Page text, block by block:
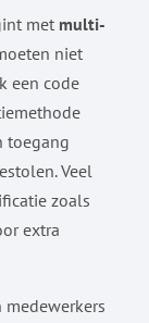
met multi-
niet
een code
toegang
Veel
zoals
extra